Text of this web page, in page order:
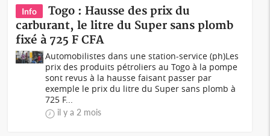
Info
Togo : Hausse des prix du
carburant, le litre du Super sans plomb
fixé à 725 F CFA
Automobilistes dans une station-service (ph)Les
prix des produits pétroliers au Togo à la pompe
sont revus à la hausse faisant passer par
exemple le prix du litre du Super sans plomb à
725 F...
il y a 2 mois